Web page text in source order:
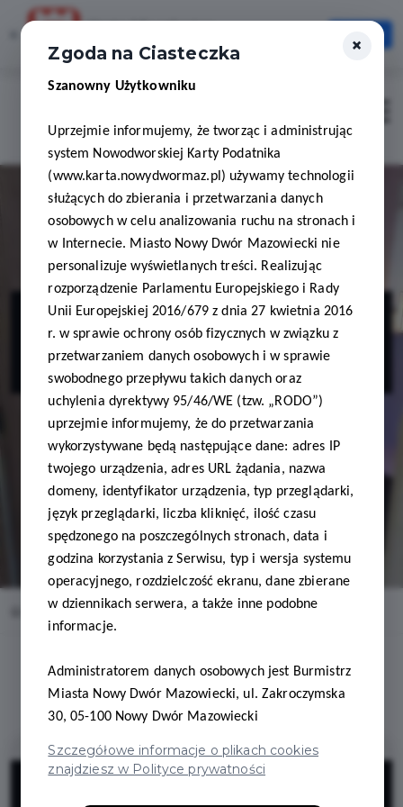
Szybciej, wygodniej, zawsze pod ręką
Otwórz
FizjoSpa
Wioleta Kornas
Home Oferty FizjoSpa Wioleta Kornas
×
Zgoda na Ciasteczka
Szanowny Użytkowniku
Uprzejmie informujemy, że tworząc i administrując
system Nowodworskiej Karty Podatnika
(www.karta.nowydwormaz.pl) używamy technologii
służących do zbierania i przetwarzania danych
osobowych w celu analizowania ruchu na stronach i
w Internecie. Miasto Nowy Dwór Mazowiecki nie
personalizuje wyświetlanych treści. Realizując
rozporządzenie Parlamentu Europejskiego i Rady
Unii Europejskiej 2016/679 z dnia 27 kwietnia 2016
r. w sprawie ochrony osób fizycznych w związku z
przetwarzaniem danych osobowych i w sprawie
swobodnego przepływu takich danych oraz
uchylenia dyrektywy 95/46/WE (tzw. „RODO”)
uprzejmie informujemy, że do przetwarzania
wykorzystywane będą następujące dane: adres IP
twojego urządzenia, adres URL żądania, nazwa
domeny, identyfikator urządzenia, typ przeglądarki,
język przeglądarki, liczba kliknięć, ilość czasu
spędzonego na poszczególnych stronach, data i
godzina korzystania z Serwisu, typ i wersja systemu
operacyjnego, rozdzielczość ekranu, dane zbierane
w dziennikach serwera, a także inne podobne
informacje.
Administratorem danych osobowych jest Burmistrz
Miasta Nowy Dwór Mazowiecki, ul. Zakroczymska
30, 05-100 Nowy Dwór Mazowiecki
Szczegółowe informacje o plikach cookies
znajdziesz w Polityce prywatności